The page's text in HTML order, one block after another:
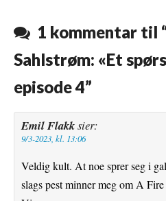
o
k
r
e
s
1 kommentar til
Sahlstrøm: «Et
episode 4”
Emil Flakksier:
9/3-2023, kl. 13:06
Veldig kult. At noe sprer seg i
slags pest minner meg om A